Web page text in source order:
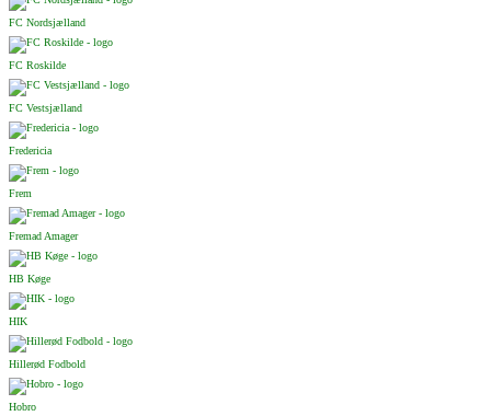
FC Nordsjælland
FC Roskilde
FC Vestsjælland
Fredericia
Frem
Fremad Amager
HB Køge
HIK
Hillerød Fodbold
Hobro